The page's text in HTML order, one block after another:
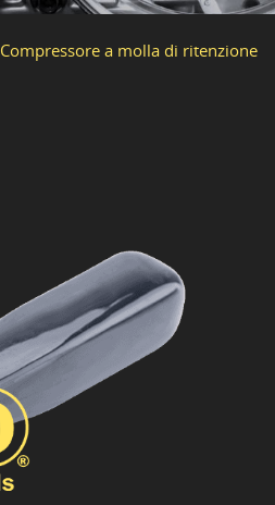
Compressore a molla di ritenzione